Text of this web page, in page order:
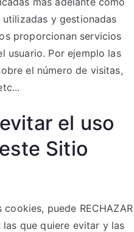
y gestionadas
proporcionan servicios
usuario. Por ejemplo las
el número de visitas,
el uso
Sitio
puede RECHAZAR
las que quiere evitar y las